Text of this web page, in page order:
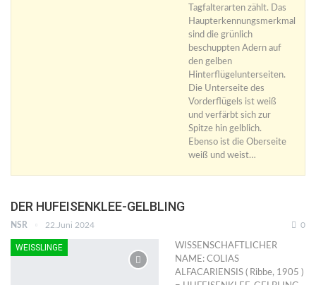
Tagfalterarten zählt. Das
Haupterkennungsmerkmal
sind die grünlich
beschuppten Adern auf
den gelben
Hinterflügelunterseiten.
Die Unterseite des
Vorderflügels ist weiß
und verfärbt sich zur
Spitze hin gelblich.
Ebenso ist die Oberseite
weiß und weist…
DER HUFEISENKLEE-GELBLING
NSR 22.Juni 2024 0
WEISSLINGE
WISSENSCHAFTLICHER
NAME: COLIAS
ALFACARIENSIS ( Ribbe, 1905 )